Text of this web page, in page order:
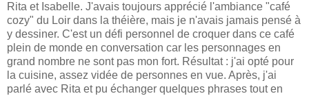
Rita et Isabelle. J'avais toujours apprécié l'ambiance "café
cozy" du Loir dans la théière, mais je n'avais jamais pensé à
y dessiner. C'est un défi personnel de croquer dans ce café
plein de monde en conversation car les personnages en
grand nombre ne sont pas mon fort. Résultat : j'ai opté pour
la cuisine, assez vidée de personnes en vue. Après, j'ai
parlé avec Rita et pu échanger quelques phrases tout en